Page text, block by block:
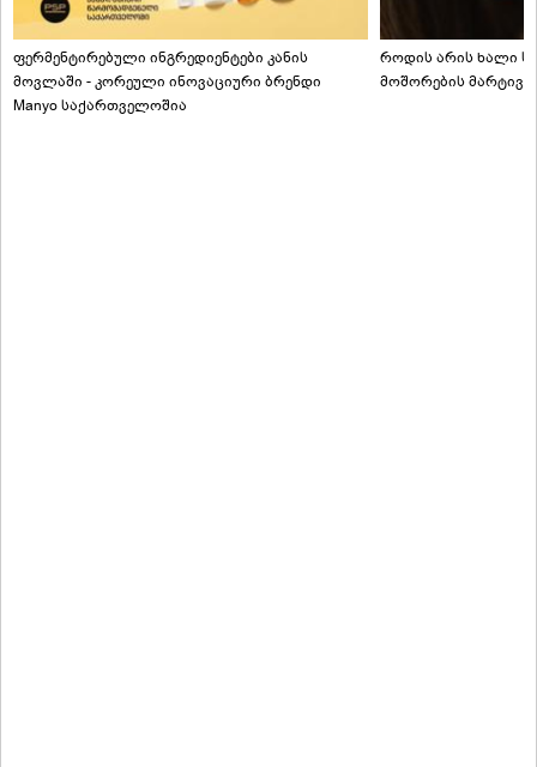
ფერმენტირებული ინგრედიენტები კანის
მოვლაში - კორეული ინოვაციური ბრენდი
Manyo საქართველოშია
როდის არის ხალი
მოშორების